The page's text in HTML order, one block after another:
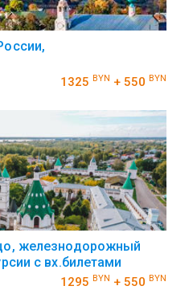
1325 BYN + 550 BYN
железнодорожный
с вх.билетами
1295 BYN + 550 BYN